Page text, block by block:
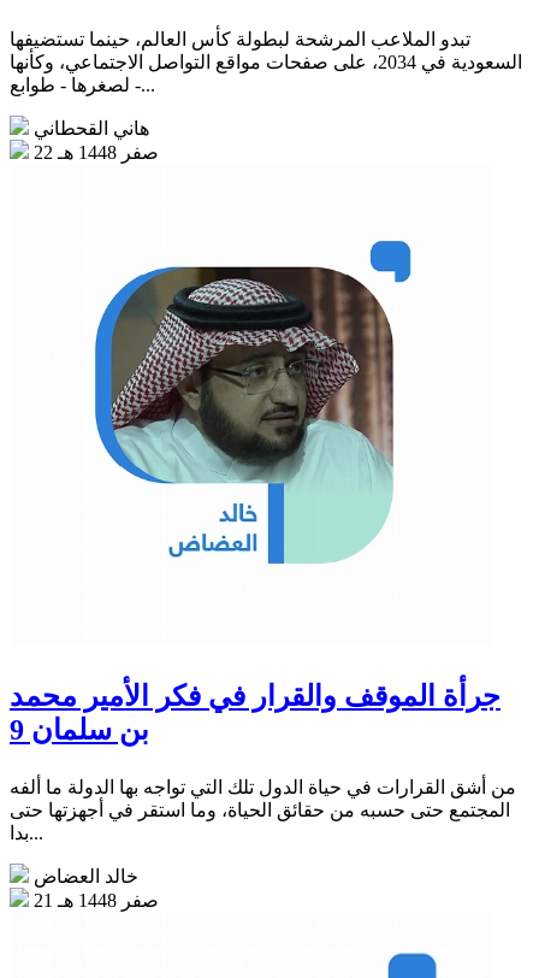
تبدو الملاعب المرشحة لبطولة كأس العالم، حينما تستضيفها
السعودية في 2034، على صفحات مواقع التواصل الاجتماعي، وكأنها
- لصغرها - طوابع...
هاني القحطاني
22 صفر 1448 هـ
جرأة الموقف والقرار في فكر الأمير محمد
بن سلمان 9
من أشق القرارات في حياة الدول تلك التي تواجه بها الدولة ما ألفه
المجتمع حتى حسبه من حقائق الحياة، وما استقر في أجهزتها حتى
بدا...
خالد العضاض
21 صفر 1448 هـ